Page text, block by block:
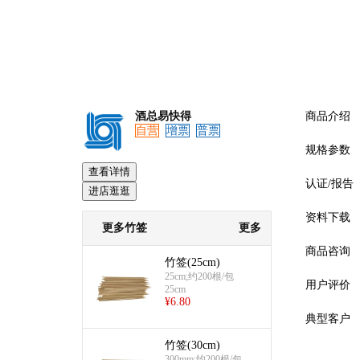
预览
酒总易快得
自营
增票 普票
查看详情
进店逛逛
更多竹签 更多
竹签(25cm)
25cm;约200根/包
25cm
¥6.80
竹签(30cm)
商品介绍
规格参数
认证/报告
资料下载
商品咨询
用户评价
典型客户